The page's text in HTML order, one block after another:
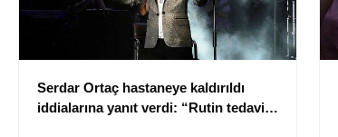
Serdar Ortaç hastaneye kaldırıldı
iddialarına yanıt verdi: “Rutin tedavim